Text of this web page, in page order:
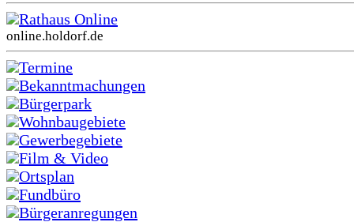
Rathaus Online
online.holdorf.de
Termine
Bekanntmachungen
Bürgerpark
Wohnbaugebiete
Gewerbegebiete
Film & Video
Ortsplan
Fundbüro
Bürgeranregungen